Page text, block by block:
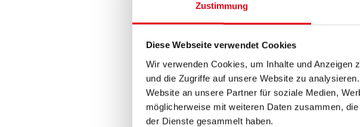
Zustimmung
Diese Webseite verwendet Cookies
Wir verwenden Cookies, um Inhalte und Anzeigen
und die Zugriffe auf unsere Website zu
Website an unsere Partner für soziale Medien,
möglicherweise mit weiteren Daten zusammen,
der Dienste gesammelt haben.
Für alle Ergebnisse vom 4.
https://my.raceresult.com/326508/
Zum Herunterladen der Fotos klicken